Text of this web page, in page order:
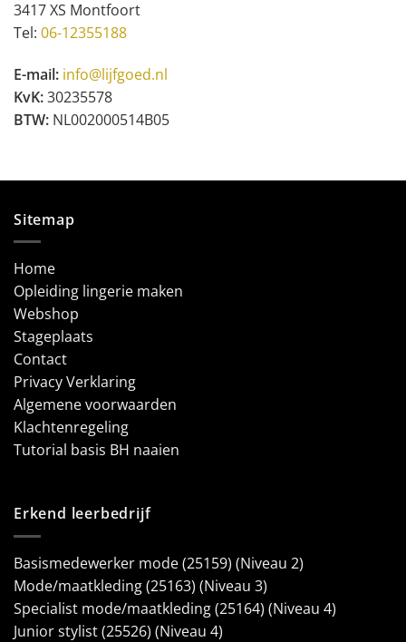
3417 XS Montfoort
Tel: 06-12355188
E-mail: info@lijfgoed.nl
KvK:30235578
BTW: NL002000514B05
Sitemap
Home
Opleiding lingerie maken
Webshop
Stageplaats
Contact
Privacy Verklaring
Algemene voorwaarden
Klachtenregeling
Tutorial basis BH naaien
Erkend leerbedrijf
Basismedewerker mode (25159) (Niveau 2)
Mode/maatkleding (25163) (Niveau 3)
Specialist mode/maatkleding (25164) (Niveau 4)
Junior stylist (25526) (Niveau 4)